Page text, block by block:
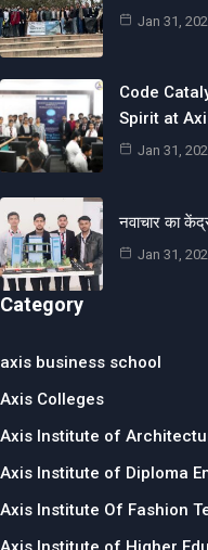
Jan 31,
Code
Spirit at
Jan 31,
नवाचार का
Jan 31,
Category
axis business school
Axis Colleges
Axis Institute of
Axis Institute of Diploma
Axis Institute Of Fashion